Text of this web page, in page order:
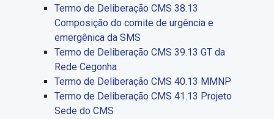
Termo de Deliberação CMS 38.13
Composição do comite de urgência e
emergênica da SMS
Termo de Deliberação CMS 39.13 GT da
Rede Cegonha
Termo de Deliberação CMS 40.13 MMNP
Termo de Deliberação CMS 41.13 Projeto
Sede do CMS